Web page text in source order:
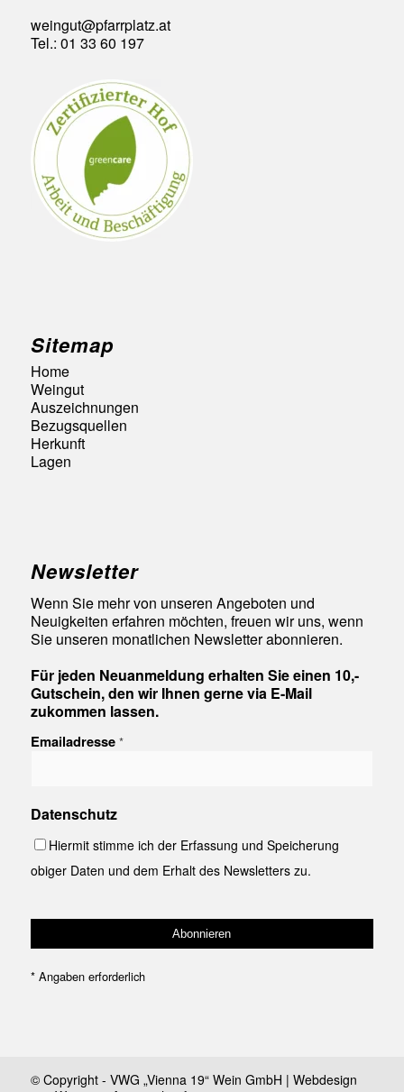
weingut@pfarrplatz.at
Tel.: 01 33 60 197
Sitemap
Home
Weingut
Auszeichnungen
Bezugsquellen
Herkunft
Lagen
Newsletter
Wenn Sie mehr von unseren Angeboten und
Neuigkeiten erfahren möchten, freuen wir uns, wenn
Sie unseren monatlichen Newsletter abonnieren.
Für jeden Neuanmeldung erhalten Sie einen 10,-
Gutschein, den wir Ihnen gerne via E-Mail
zukommen lassen.
Emailadresse *
Datenschutz
Hiermit stimme ich der Erfassung und Speicherung
obiger Daten und dem Erhalt des Newsletters zu.
*Angaben erforderlich
© Copyright - VWG „Vienna 19“ Wein GmbH | Webdesign